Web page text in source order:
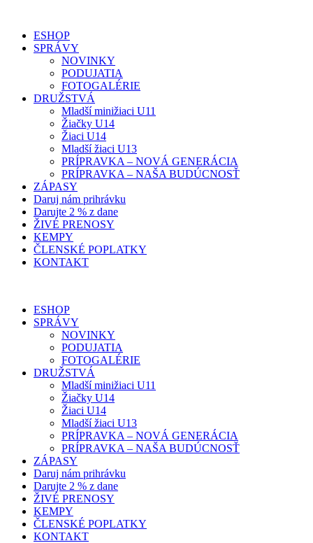
ESHOP
SPRÁVY
NOVINKY
PODUJATIA
FOTOGALÉRIE
DRUŽSTVÁ
Mladší minižiaci U11
Žiačky U14
Žiaci U14
Mladší žiaci U13
PRÍPRAVKA – NOVÁ GENERÁCIA
PRÍPRAVKA – NAŠA BUDÚCNOSŤ
ZÁPASY
Daruj nám prihrávku
Darujte 2 % z dane
ŽIVÉ PRENOSY
KEMPY
ČLENSKÉ POPLATKY
KONTAKT
ESHOP
SPRÁVY
NOVINKY
PODUJATIA
FOTOGALÉRIE
DRUŽSTVÁ
Mladší minižiaci U11
Žiačky U14
Žiaci U14
Mladší žiaci U13
PRÍPRAVKA – NOVÁ GENERÁCIA
PRÍPRAVKA – NAŠA BUDÚCNOSŤ
ZÁPASY
Daruj nám prihrávku
Darujte 2 % z dane
ŽIVÉ PRENOSY
KEMPY
ČLENSKÉ POPLATKY
KONTAKT